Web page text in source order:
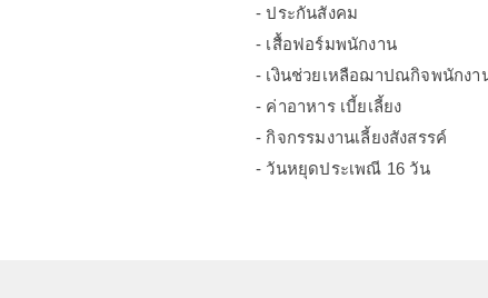
- ประกันสังคม
- เสื้อฟอร์มพนักงาน
- เงินช่วยเหลือฌาปณกิจพนักงา
- ค่าอาหาร เบี้ยเลี้ยง
- กิจกรรมงานเลี้ยงสังสรรค์
- วันหยุดประเพณี 16 วัน